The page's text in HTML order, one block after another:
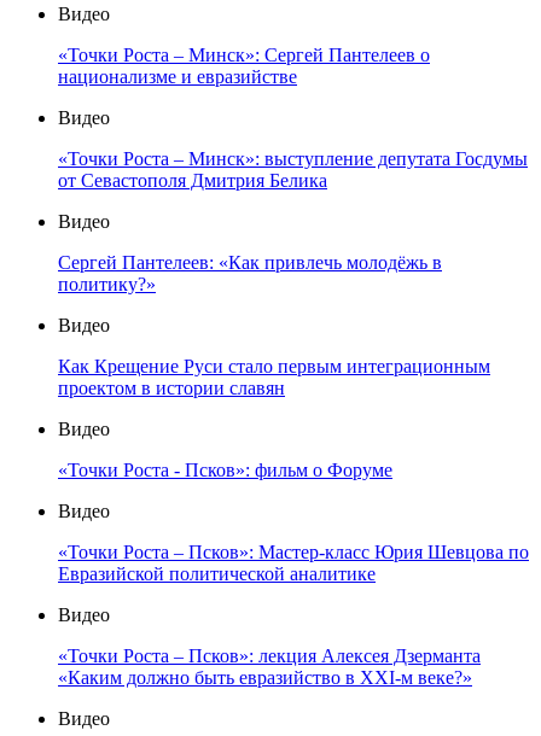
Видео
«Точки Роста – Минск»: Сергей Пантелеев о
национализме и евразийстве
Видео
«Точки Роста – Минск»: выступление депутата Госдумы
от Севастополя Дмитрия Белика
Видео
Сергей Пантелеев: «Как привлечь молодёжь в
политику?»
Видео
Как Крещение Руси стало первым интеграционным
проектом в истории славян
Видео
«Точки Роста - Псков»: фильм о Форуме
Видео
«Точки Роста – Псков»: Мастер-класс Юрия Шевцова по
Евразийской политической аналитике
Видео
«Точки Роста – Псков»: лекция Алексея Дзерманта
«Каким должно быть евразийство в XXI-м веке?»
Видео